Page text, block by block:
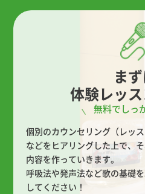
ま
体験レッス
無料でしっ
個別のカウンセリング（レッ
などをヒアリングした上で、
内容を作っていきます。
呼吸法や発声法など歌の基礎
してください！